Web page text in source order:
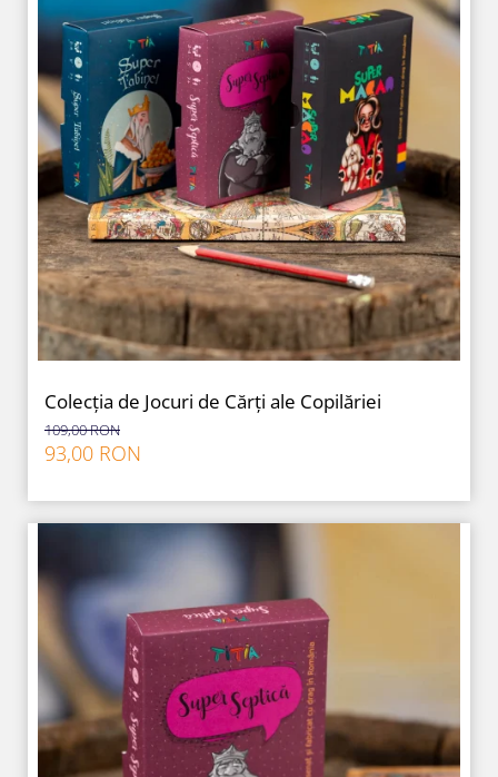
Colecția de Jocuri de Cărți ale Copilăriei
109,00 RON
93,00 RON